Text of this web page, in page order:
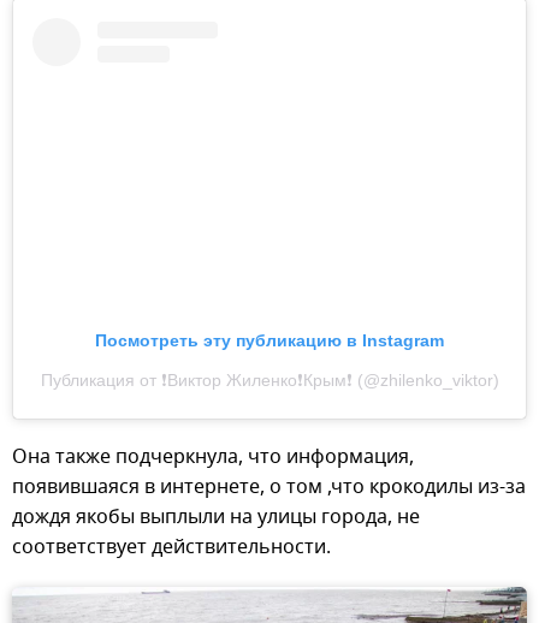
Посмотреть эту публикацию в Instagram
Публикация от ❗Виктор Жиленко❗Крым❗ (@zhilenko_viktor)
Она также подчеркнула, что информация,
появившаяся в интернете, о том ,что крокодилы из-за
дождя якобы выплыли на улицы города, не
соответствует действительности.